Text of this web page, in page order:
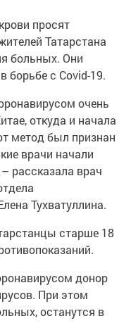
просят
Татарстана
больных. Они
борьбе с Covid-19.
очень
откуда и начала
метод был признан
врачи начали
рассказала врач
Тухватуллина.
старше 18
донор
При этом
останутся в